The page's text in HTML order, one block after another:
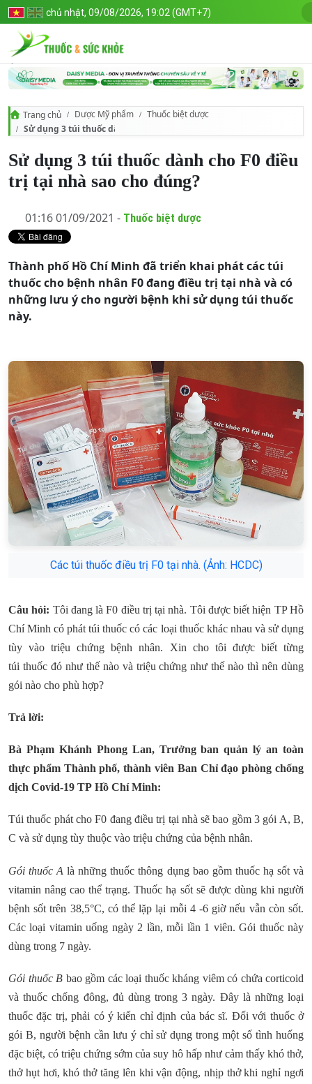
chủ nhật, 09/08/2026, 19:02 (GMT+7)
Trang chủ Dược Mỹ phẩm
Thuốc biệt dược
Sử dụng 3 túi thuốc dành cho F0 điều trị tại nhà sao cho đúng?
Sử dụng 3 túi thuốc dành cho F0 điều
trị tại nhà sao cho đúng?
01:16 01/09/2021 - Thuốc biệt dược
Thành phố Hồ Chí Minh đã triển khai phát các túi
thuốc cho bệnh nhân F0 đang điều trị tại nhà và có
những lưu ý cho người bệnh khi sử dụng túi thuốc
này.
Các túi thuốc điều trị F0 tại nhà. (Ảnh: HCDC)
Câu hỏi: Tôi đang là F0 điều trị tại nhà. Tôi được biết hiện TP Hồ
Chí Minh có phát túi thuốc có các loại thuốc khác nhau và sử dụng
tùy vào triệu chứng bệnh nhân. Xin cho tôi được biết từng
túi thuốc đó như thế nào và triệu chứng như thế nào thì nên dùng
gói nào cho phù hợp?
Trả lời:
Bà Phạm Khánh Phong Lan, Trưởng ban quản lý an toàn
thực phẩm Thành phố, thành viên Ban Chỉ đạo phòng chống
dịch Covid-19 TP Hồ Chí Minh:
Túi thuốc phát cho F0 đang điều trị tại nhà sẽ bao gồm 3 gói A, B,
C và sử dụng tùy thuộc vào triệu chứng của bệnh nhân.
Gói thuốc A là những thuốc thông dụng bao gồm thuốc hạ sốt và
vitamin nâng cao thể trạng. Thuốc hạ sốt sẽ được dùng khi người
bệnh sốt trên 38,5°C, có thể lặp lại mỗi 4 -6 giờ nếu vẫn còn sốt.
Các loại vitamin uống ngày 2 lần, mỗi lần 1 viên. Gói thuốc này
dùng trong 7 ngày.
Gói thuốc B bao gồm các loại thuốc kháng viêm có chứa corticoid
và thuốc chống đông, đủ dùng trong 3 ngày. Đây là những loại
thuốc đặc trị, phải có ý kiến chỉ định của bác sĩ. Đối với thuốc ở
gói B, người bệnh cần lưu ý chỉ sử dụng trong một số tình huống
đặc biệt, có triệu chứng sớm của suy hô hấp như cảm thấy khó thở,
thở hụt hơi, khó thở tăng lên khi vận động, nhịp thở khi nghỉ ngơi